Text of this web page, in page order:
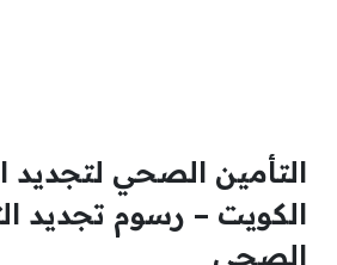
التأمين الصحي لتجديد
الكويت – رسوم تجديد
الصحي